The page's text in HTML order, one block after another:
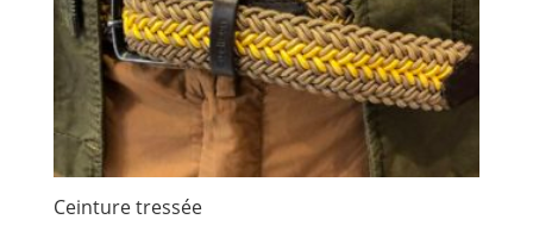
Ceinture tressée